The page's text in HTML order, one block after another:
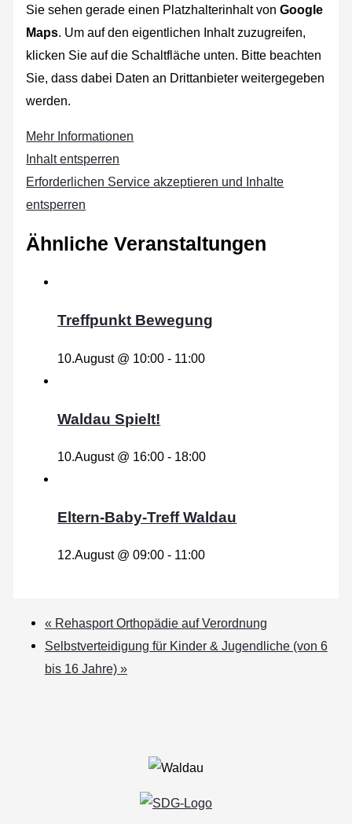
Sie sehen gerade einen Platzhalterinhalt vonGoogle
Maps. Um auf den eigentlichen Inhalt zuzugreifen,
klicken Sie auf die Schaltfläche unten. Bitte beachten
Sie, dass dabei Daten an Drittanbieter weitergegeben
werden.
Mehr Informationen
Inhalt entsperren
Erforderlichen Service akzeptieren und Inhalte
entsperren
Ähnliche Veranstaltungen
Treffpunkt Bewegung
10.August @ 10:00 - 11:00
Waldau Spielt!
10.August @ 16:00 - 18:00
Eltern-Baby-Treff Waldau
12.August @ 09:00 - 11:00
« Rehasport Orthopädie auf Verordnung
Selbstverteidigung für Kinder & Jugendliche (von 6
bis 16 Jahre) »